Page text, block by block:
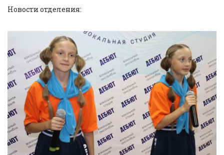
Новости отделения: